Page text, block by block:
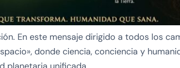
En este mensaje dirigido a todos los
donde ciencia, conciencia y